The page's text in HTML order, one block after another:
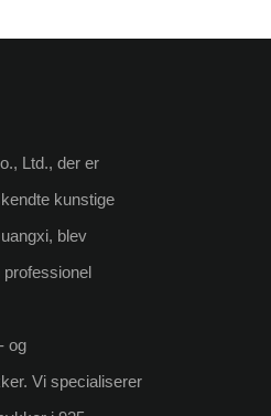
Ltd., der er
kunstige
blev
professionel
og
Vi specialiserer